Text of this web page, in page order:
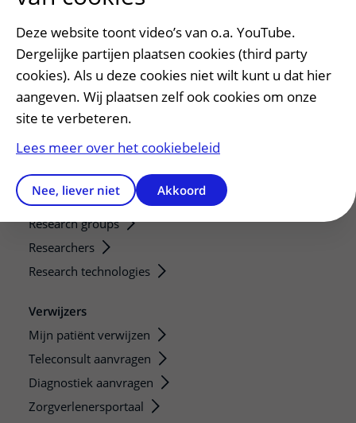
Bezoektijden
Onderwijs en onderzoek
Onze opleidingen
De Nieuwe Utrechtse School
Stage en opleidingsplaatsen
Research
Strategic programs
Research groups
Researchers
Research technologies
Verwijzers
Mijn patiënt verwijzen
Teleconsult aanvragen
Diagnostiek aanvragen
Zorgverlenersportaal
Deze website toont video’s van o.a. YouTube.
Dergelijke partijen plaatsen cookies (third party
cookies). Als u deze cookies niet wilt kunt u dat hier
aangeven. Wij plaatsen zelf ook cookies om onze
site te verbeteren.
Lees meer over het cookiebeleid
Nee, liever niet Akkoord